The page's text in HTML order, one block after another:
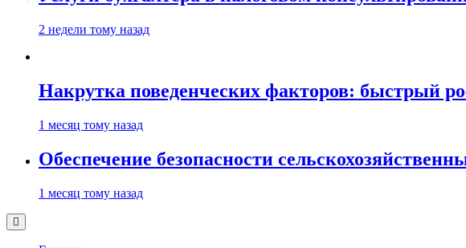
2 недели тому назад
Накрутка поведенческих факторов: быстрый
1 месяц тому назад
Обеспечение безопасности
1 месяц тому назад